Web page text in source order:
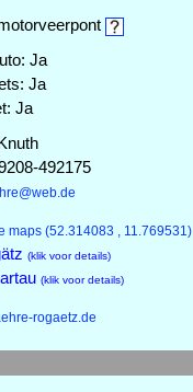
Ja
Ja
Ja
492175
maps (52.314083 , 11.769531)
(klik voor details)
(klik voor details)
rogaetz.de